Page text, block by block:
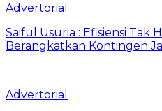
Advertorial
Saiful Usuria : Efisiensi Tak
Berangkatkan Kontingen
Advertorial